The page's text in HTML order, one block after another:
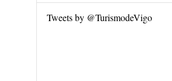
Tweets by @TurismodeVigo